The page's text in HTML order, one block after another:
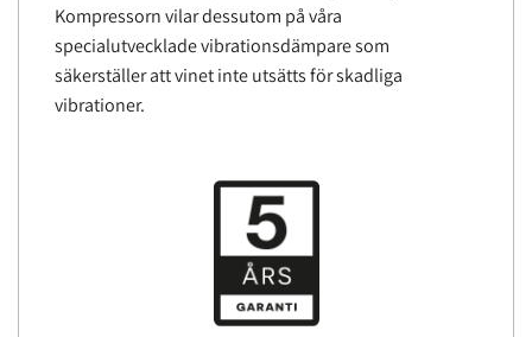
Kompressorn vilar dessutom på våra
specialutvecklade vibrationsdämpare som
säkerställer att vinet inte utsätts för skadliga
vibrationer.